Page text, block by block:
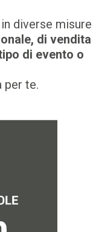
diverse misure
di vendita
di evento o
per te.